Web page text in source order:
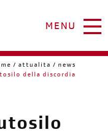
MENU
attualita
news
della discordia